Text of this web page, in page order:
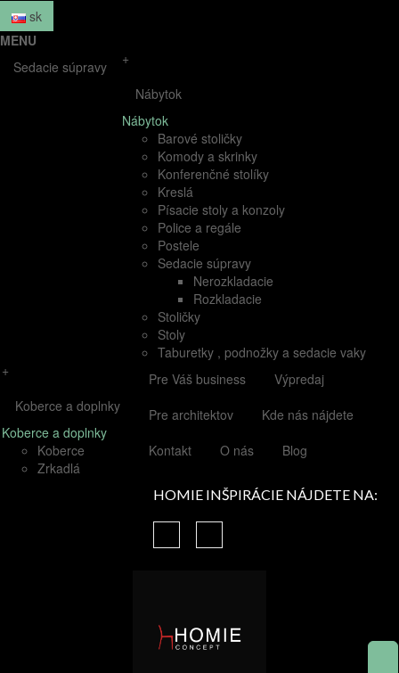
sk
MENU
Sedacie súpravy
+
Nábytok
Nábytok
Barové stoličky
Komody a skrinky
Konferenčné stolíky
Kreslá
Písacie stoly a konzoly
Police a regále
Postele
Sedacie súpravy
Nerozkladacie
Rozkladacie
Stoličky
Stoly
Taburetky , podnožky a sedacie vaky
+
Koberce a doplnky
Koberce a doplnky
Koberce
Zrkadlá
Pre Váš business
Výpredaj
Pre architektov
Kde nás nájdete
Kontakt
O nás Blog
HOMIE INŠPIRÁCIE NÁJDETE NA: